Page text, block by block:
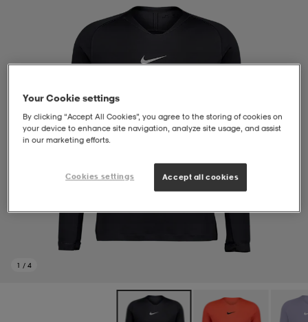
1 / 4
Your Cookie settings
By clicking “Accept All Cookies”, you agree to the storing of cookies on
your device to enhance site navigation, analyze site usage, and assist
in our marketing efforts.
Cookies settings Accept all cookies